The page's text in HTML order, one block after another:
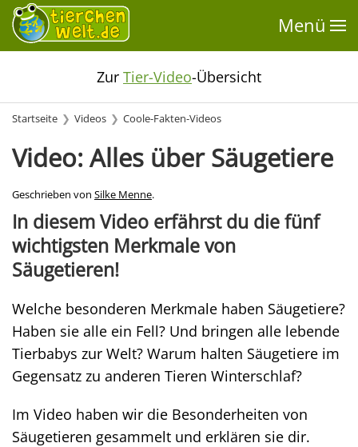
Menü
Zur Tier-Video-Übersicht
Startseite Videos Coole-Fakten-Videos
Video: Alles über Säugetiere
Geschrieben von Silke Menne.
In diesem Video erfährst du die fünf
wichtigsten Merkmale von
Säugetieren!
Welche besonderen Merkmale haben Säugetiere?
Haben sie alle ein Fell? Und bringen alle lebende
Tierbabys zur Welt? Warum halten Säugetiere im
Gegensatz zu anderen Tieren Winterschlaf?
Im Video haben wir die Besonderheiten von
Säugetieren gesammelt und erklären sie dir.